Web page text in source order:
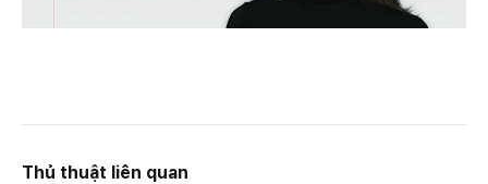
Thủ thuật liên quan